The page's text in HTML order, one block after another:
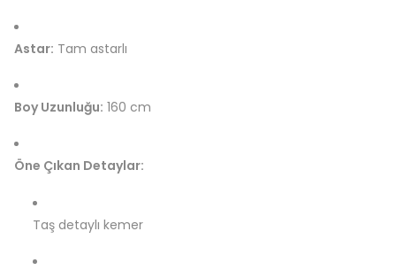
Astar: Tam astarlı
Boy Uzunluğu: 160 cm
Öne Çıkan Detaylar:
Taş detaylı kemer